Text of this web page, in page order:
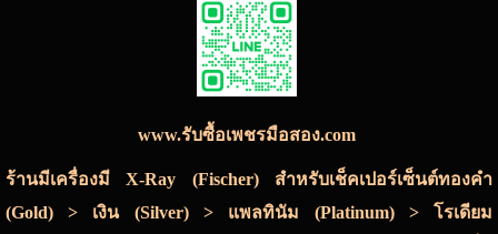
www.รับซื้อเพชรมือสอง.com
ร้านมีเครื่องมี X-Ray (Fischer) สำหรับเช็คเปอร์เซ็นต์ทองคำ
(Gold) > เงิน (Silver) > แพลทินัม (Platinum) > โรเดียม